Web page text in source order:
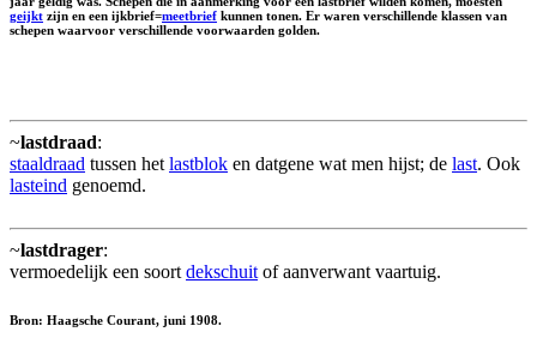
geijkt zijn en een ijkbrief=meetbrief kunnen tonen. Er waren verschillende klassen van
schepen waarvoor verschillende voorwaarden golden.
~lastdraad:
staaldraad tussen het lastblok en datgene wat men hijst; de last. Ook
lasteind genoemd.
~lastdrager:
vermoedelijk een soort dekschuit of aanverwant vaartuig.
Bron: Haagsche Courant, juni 1908.